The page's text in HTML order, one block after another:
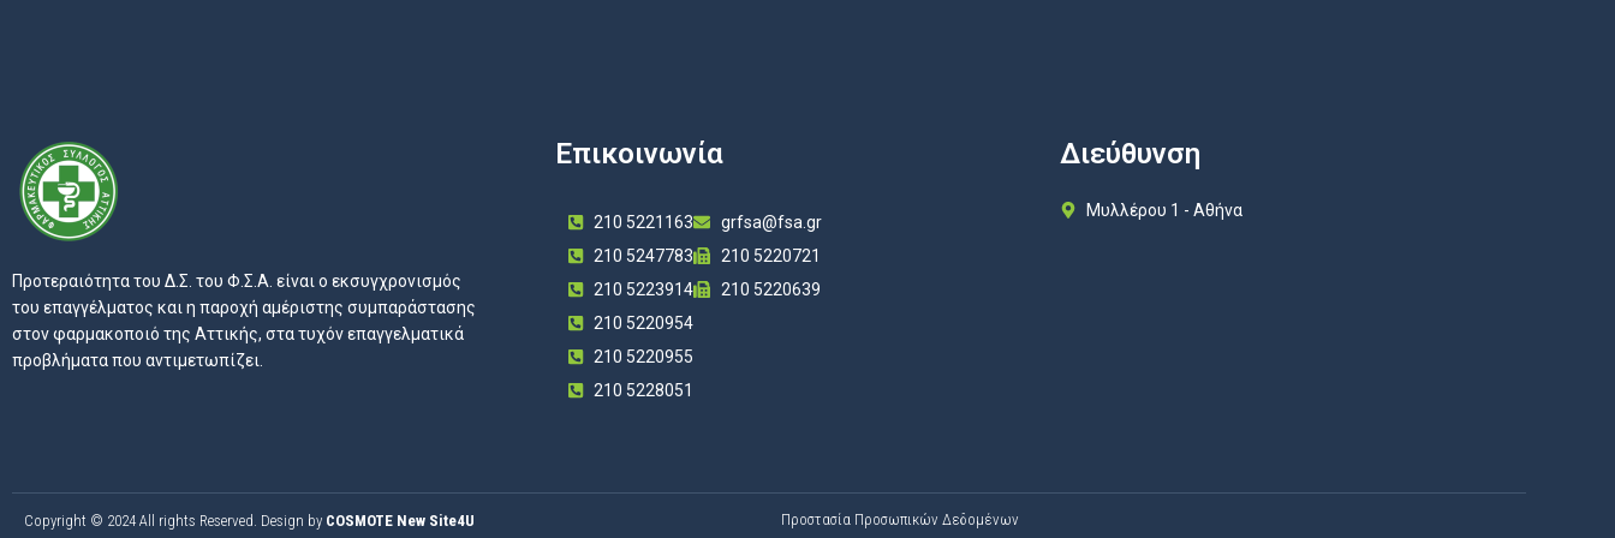
Προτεραιότητα του Δ.Σ. του Φ.Σ.Α. είναι ο εκσυγχρονισμός
του επαγγέλματος και η παροχή αμέριστης συμπαράστασης
στον φαρμακοποιό της Αττικής, στα τυχόν επαγγελματικά
προβλήματα που αντιμετωπίζει.
Επικοινωνία
210 5221163
210 5247783
210 5223914
210 5220954
210 5220955
210 5228051
grfsa@fsa.gr
210 5220721
210 5220639
Διεύθυνση
Μυλλέρου 1 - Αθήνα
Copyright © 2024 All rights Reserved. Design by COSMOTE New Site4U Προστασία Προσωπικών Δεδομένων